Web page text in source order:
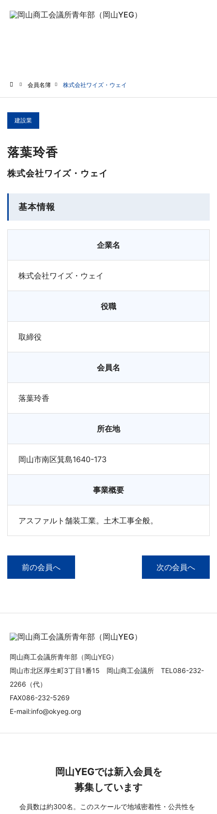
会員名簿 株式会社ワイズ・ウェイ
建設業
落葉玲香
株式会社ワイズ・ウェイ
基本情報
企業名
株式会社ワイズ・ウェイ
役職
取締役
会員名
落葉玲香
所在地
岡山市南区箕島1640-173
事業概要
アスファルト舗装工業。土木工事全般。
前の会員へ 次の会員へ
岡山商工会議所青年部（岡山YEG）
岡山市北区厚生町3丁目1番15 岡山商工会議所 TEL086-232-
2266（代）
FAX086-232-5269
E-mail:info@okyeg.org
岡山YEGでは新入会員を
募集しています
会員数は約300名。このスケールで地域密着性・公共性を